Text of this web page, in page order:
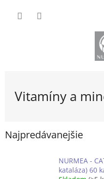
Vitamíny a
Najpredávanejšie
NURMEA -
kataláza) 60